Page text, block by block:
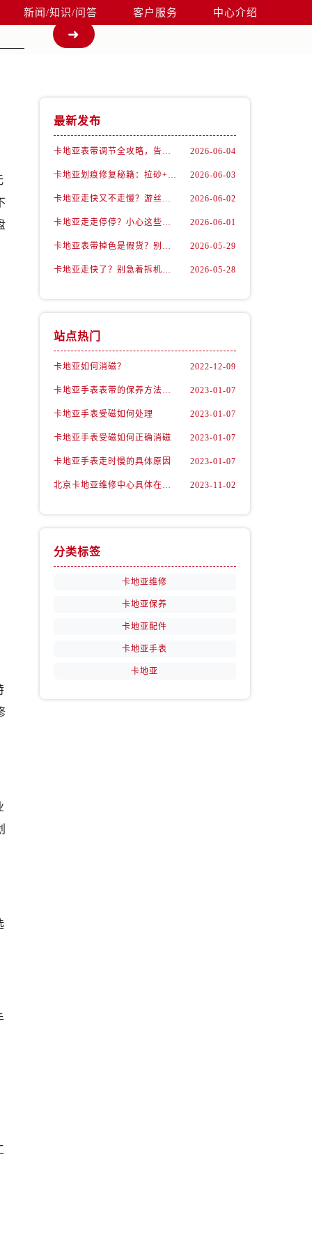
新闻/知识/问答 客户服务 中心介绍
最新发布
卡地亚表带调节全攻略，告别过短烦恼 2026-06-04
卡地亚划痕修复秘籍：拉砂+抛光双工艺还原如新 2026-06-03
卡地亚走快又不走慢？游丝问题你了解多少？ 2026-06-02
卡地亚走走停停？小心这些隐藏杀手 2026-06-01
卡地亚表带掉色是假货？别急，可能是这些日常习惯惹的祸 2026-05-29
卡地亚走快了？别急着拆机，先做这一步 2026-05-28
站点热门
卡地亚如何消磁？ 2022-12-09
卡地亚手表表带的保养方法有哪些？ 2023-01-07
卡地亚手表受磁如何处理 2023-01-07
卡地亚手表受磁如何正确消磁 2023-01-07
卡地亚手表走时慢的具体原因 2023-01-07
北京卡地亚维修中心具体在哪里？ 2023-11-02
分类标签
卡地亚维修
卡地亚保养
卡地亚配件
卡地亚手表
卡地亚